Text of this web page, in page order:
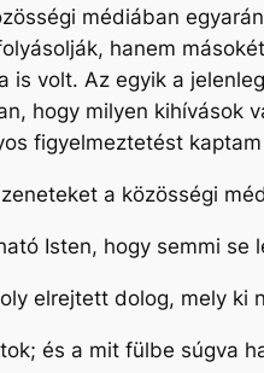
médiában
hanem
volt. Az egyik a
hogy milyen kihívások
figyelmeztetést
a közösségi
Isten, hogy semmi se
elrejtett dolog, mely ki
és a mit fülbe súgva